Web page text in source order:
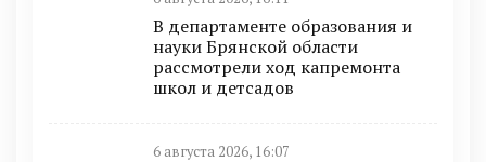
В департаменте образования и
науки Брянской области
рассмотрели ход капремонта
школ и детсадов
6 августа 2026, 16:07